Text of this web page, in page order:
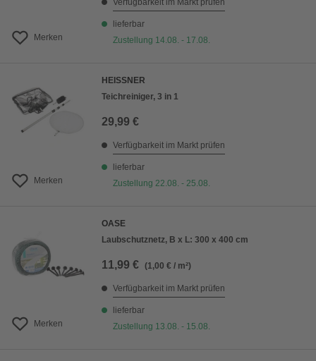
Merken
Verfügbarkeit im Markt prüfen
lieferbar
Zustellung 14.08. - 17.08.
Merken
HEISSNER
Teichreiniger, 3 in 1
29,99 €
Verfügbarkeit im Markt prüfen
lieferbar
Zustellung 22.08. - 25.08.
Merken
OASE
Laubschutznetz, B x L: 300 x 400 cm
11,99 € (1,00 € / m²)
Verfügbarkeit im Markt prüfen
lieferbar
Zustellung 13.08. - 15.08.